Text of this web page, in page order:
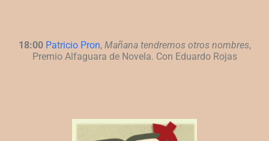
18:00 Patricio Pron, Mañana tendremos otros nombres,
Premio Alfaguara de Novela. Con Eduardo Rojas